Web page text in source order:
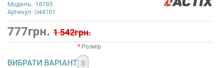
Модель: 18785
Артикул: U44101
777грн. 1 542грн.
ВИБРАТИ ВАРІАНТ
Розмір
S